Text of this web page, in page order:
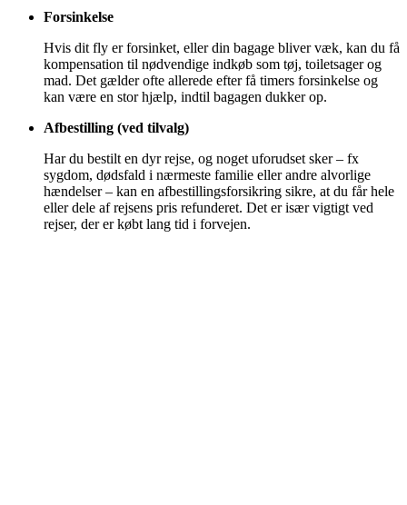
Forsinkelse
Hvis dit fly er forsinket, eller din bagage bliver væk, kan du få
kompensation til nødvendige indkøb som tøj, toiletsager og
mad. Det gælder ofte allerede efter få timers forsinkelse og
kan være en stor hjælp, indtil bagagen dukker op.
Afbestilling (ved tilvalg)
Har du bestilt en dyr rejse, og noget uforudset sker – fx
sygdom, dødsfald i nærmeste familie eller andre alvorlige
hændelser – kan en afbestillingsforsikring sikre, at du får hele
eller dele af rejsens pris refunderet. Det er især vigtigt ved
rejser, der er købt lang tid i forvejen.